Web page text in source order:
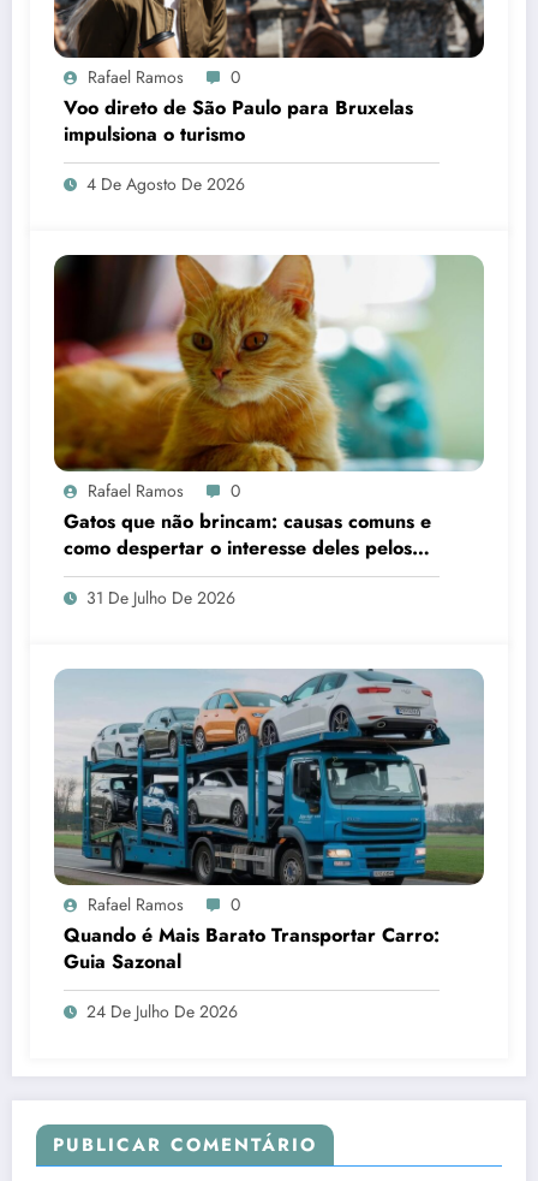
Rafael Ramos 0
Voo direto de São Paulo para Bruxelas
impulsiona o turismo
4 De Agosto De 2026
Rafael Ramos 0
Gatos que não brincam: causas comuns e
como despertar o interesse deles pelos
brinquedos
31 De Julho De 2026
Rafael Ramos 0
Quando é Mais Barato Transportar Carro:
Guia Sazonal
24 De Julho De 2026
PUBLICAR COMENTÁRIO